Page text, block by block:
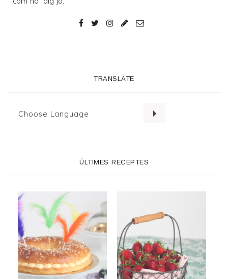
TRANSLATE
ÚLTIMES RECEPTES